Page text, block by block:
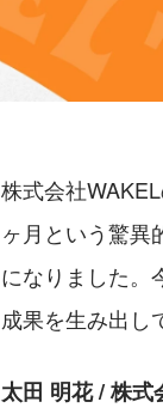
株式会社
ヶ月という驚異
になりました。
成果を生み出し
太田 明花 / 株